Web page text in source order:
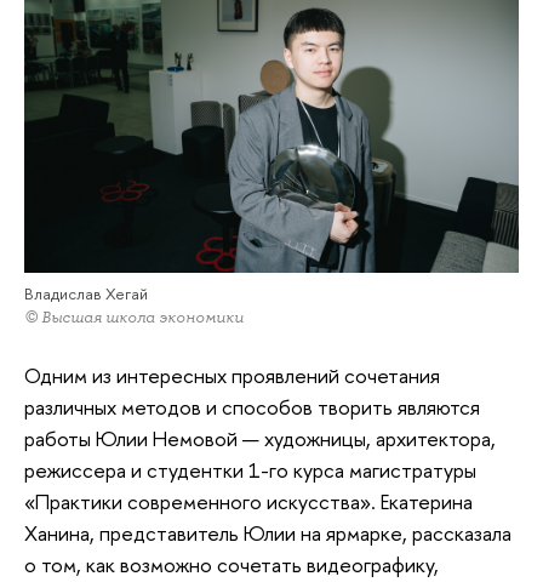
Владислав Хегай
© Высшая школа экономики
Одним из интересных проявлений сочетания
различных методов и способов творить являются
работы Юлии Немовой — художницы, архитектора,
режиссера и студентки 1-го курса магистратуры
«Практики современного искусства». Екатерина
Ханина, представитель Юлии на ярмарке, рассказала
о том, как возможно сочетать видеографику,